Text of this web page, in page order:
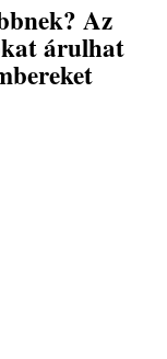
Az
árulhat